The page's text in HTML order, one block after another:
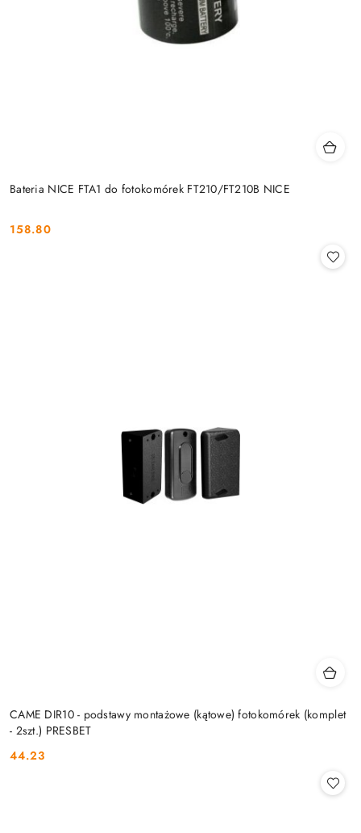
Bateria NICE FTA1 do fotokomórek FT210/FT210B NICE
Cena:
158.80
CAME DIR10 - podstawy montażowe (kątowe) fotokomórek (komplet
- 2szt.) PRESBET
Cena:
44.23